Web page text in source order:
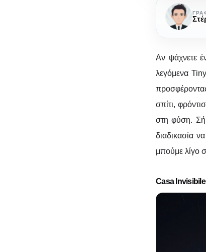
Houses:
Τελικά
μικρό
αρκεί
Αν ψάχνετε
λεγόμενα
σπίτι,
στη φύση.
διαδικασία
μπούμε λίγο
Casa Invisibile